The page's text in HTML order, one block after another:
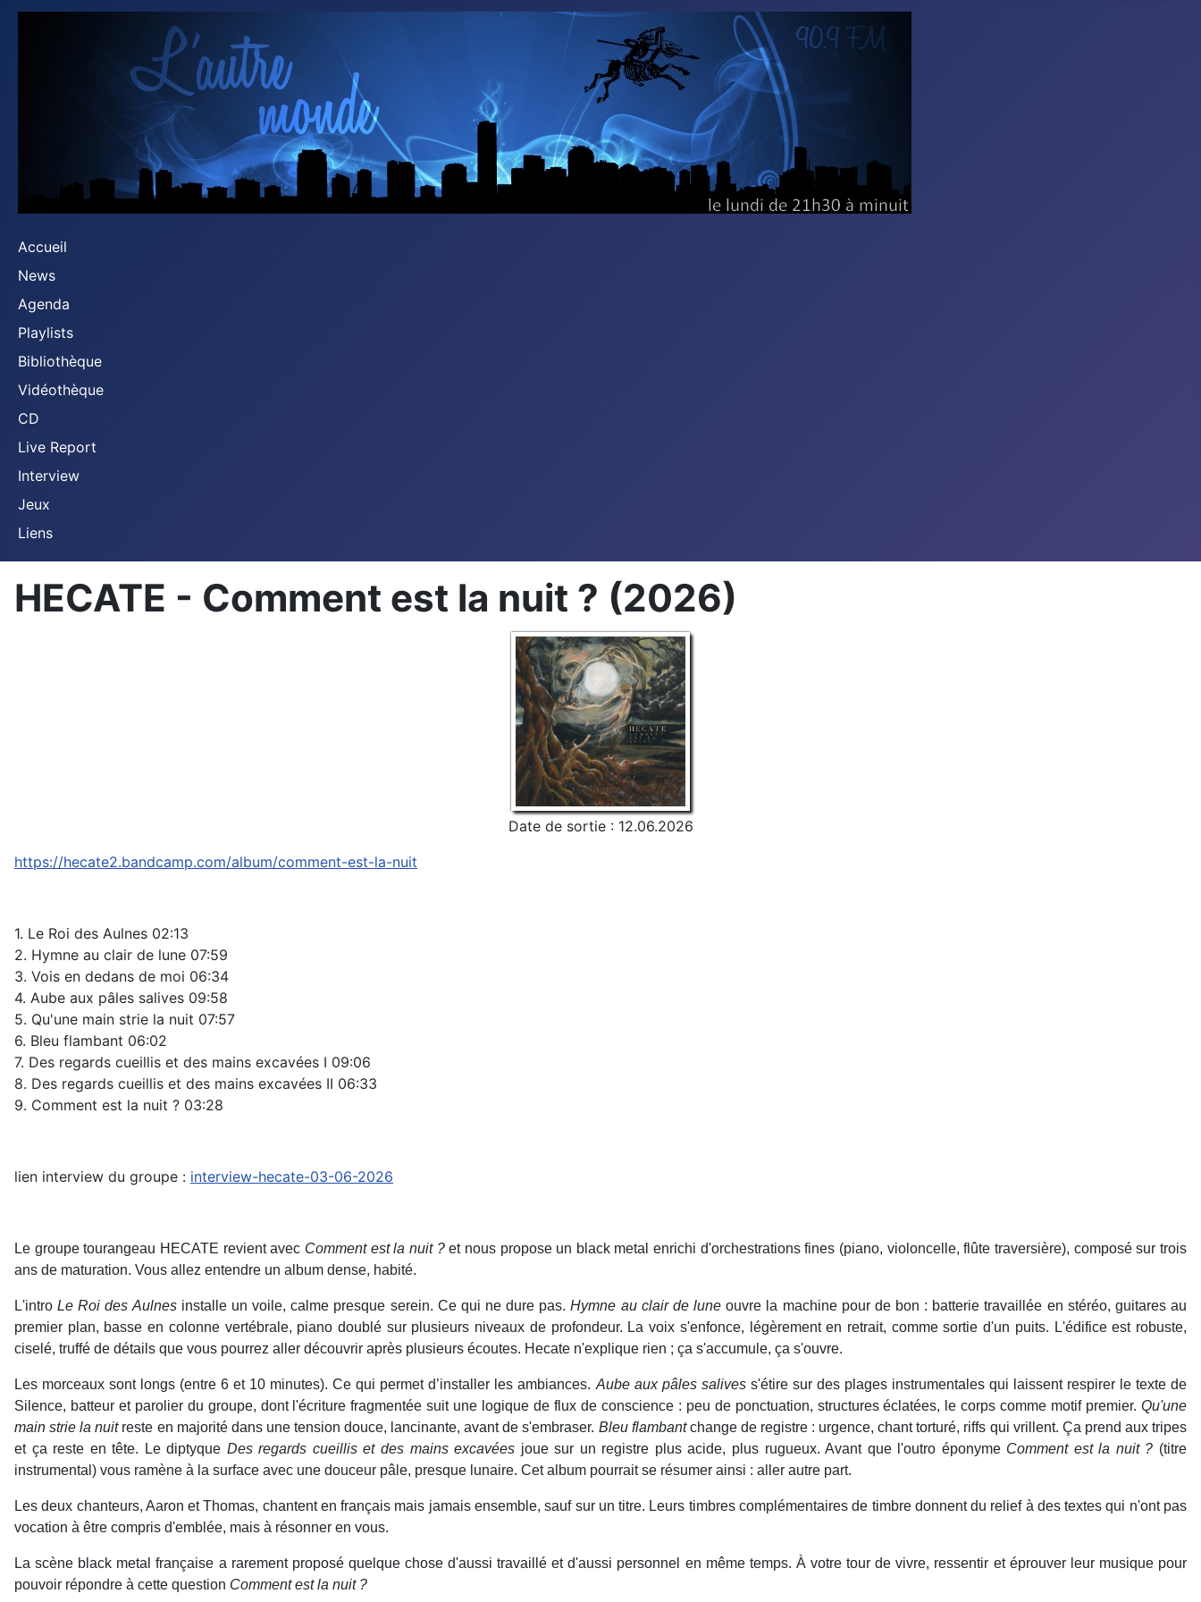
Accueil
News
Agenda
Playlists
Bibliothèque
Vidéothèque
CD
Live Report
Interview
Jeux
Liens
HECATE - Comment est la nuit ? (2026)
Date de sortie : 12.06.2026
https://hecate2.bandcamp.com/album/comment-est-la-nuit
1. Le Roi des Aulnes 02:13
2. Hymne au clair de lune 07:59
3. Vois en dedans de moi 06:34
4. Aube aux pâles salives 09:58
5. Qu'une main strie la nuit 07:57
6. Bleu flambant 06:02
7. Des regards cueillis et des mains excavées I 09:06
8. Des regards cueillis et des mains excavées II 06:33
9. Comment est la nuit ? 03:28
lien interview du groupe : interview-hecate-03-06-2026
Le groupe tourangeau HECATE revient avec Comment est la nuit ?et nous propose un black metal enrichi d'orchestrations fines (piano, violoncelle, flûte traversière), composé sur trois
ans de maturation. Vous allez entendre un album dense, habité.
L'introLe Roi des Aulnesinstalle un voile, calme presque serein. Ce qui ne dure pas.Hymne au clair de lune ouvre la machine pour de bon : batterie travaillée en stéréo, guitares au
premier plan, basse en colonne vertébrale, piano doublé sur plusieurs niveaux de profondeur. La voix s'enfonce, légèrement en retrait, comme sortie d'un puits. L'édifice est robuste,
ciselé, truffé de détails que vous pourrez aller découvrir après plusieurs écoutes. Hecate n'explique rien ; ça s'accumule, ça s'ouvre.
Les morceaux sont longs (entre 6 et 10 minutes). Ce qui permet d’installer les ambiances. Aube aux pâles salivess'étire sur des plages instrumentales qui laissent respirer le texte de
Silence, batteur et parolier du groupe, dont l'écriture fragmentée suit une logique de flux de conscience : peu de ponctuation, structures éclatées, le corps comme motif premier. Qu'une
main strie la nuitreste en majorité dans une tension douce, lancinante, avant de s'embraser. Bleu flambantchange de registre : urgence, chant torturé, riffs qui vrillent. Ça prend aux tripes
et ça reste en tête. Le diptyque Des regards cueillis et des mains excavées joue sur un registre plus acide, plus rugueux. Avant que l'outro éponyme Comment est la nuit ? (titre
instrumental) vous ramène à la surface avec une douceur pâle, presque lunaire. Cet album pourrait se résumer ainsi : aller autre part.
Les deux chanteurs, Aaron et Thomas, chantent en français mais jamais ensemble, sauf sur un titre. Leurs timbres complémentaires de timbre donnent du relief à des textes qui n'ont pas
vocation à être compris d'emblée, mais à résonner en vous.
La scène black metal française a rarement proposé quelque chose d'aussi travaillé et d'aussi personnel en même temps. À votre tour de vivre, ressentir et éprouver leur musique pour
pouvoir répondre à cette question Comment est la nuit ?